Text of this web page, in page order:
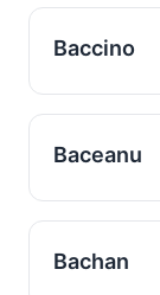
Baccino
Baceanu
Bachan